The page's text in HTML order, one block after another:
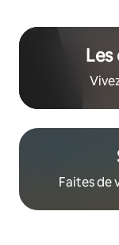
Faites de